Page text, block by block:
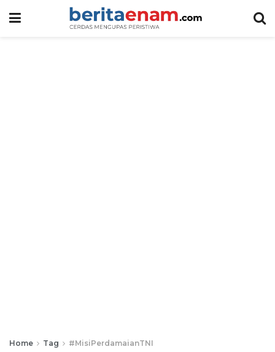
Home Tag #MisiPerdamaianTNI